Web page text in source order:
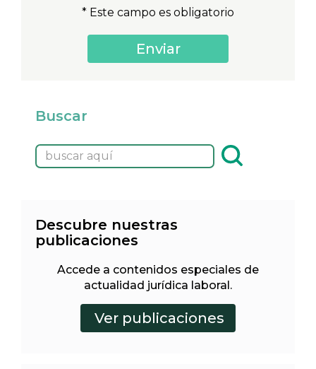
* Este campo es obligatorio
Buscar
Descubre nuestras
publicaciones
Accede a contenidos especiales de
actualidad jurídica laboral.